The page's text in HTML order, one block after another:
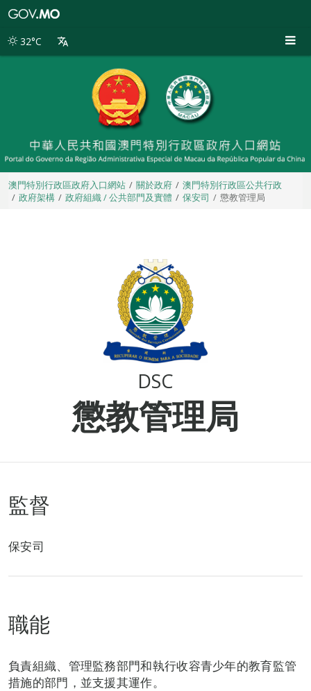
別
32°C
澳門特別行政區政府入口網站 關於政府
澳門特別行政區公共行政
政府架構
政府組織 / 公共部門及實體 保安司 懲教管理局
DSC
懲教管理局
監督
保安司
職能
負責組織、管理監務部門和執行收容青少年的教育監管
措施的部門，並支援其運作。